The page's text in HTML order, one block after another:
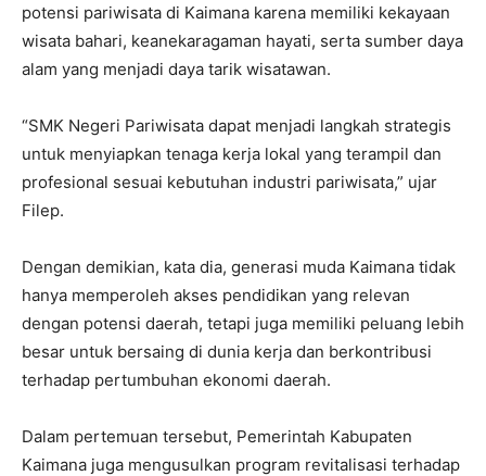
potensi pariwisata di Kaimana karena memiliki kekayaan
wisata bahari, keanekaragaman hayati, serta sumber daya
alam yang menjadi daya tarik wisatawan.
“SMK Negeri Pariwisata dapat menjadi langkah strategis
untuk menyiapkan tenaga kerja lokal yang terampil dan
profesional sesuai kebutuhan industri pariwisata,” ujar
Filep.
Dengan demikian, kata dia, generasi muda Kaimana tidak
hanya memperoleh akses pendidikan yang relevan
dengan potensi daerah, tetapi juga memiliki peluang lebih
besar untuk bersaing di dunia kerja dan berkontribusi
terhadap pertumbuhan ekonomi daerah.
Dalam pertemuan tersebut, Pemerintah Kabupaten
Kaimana juga mengusulkan program revitalisasi terhadap